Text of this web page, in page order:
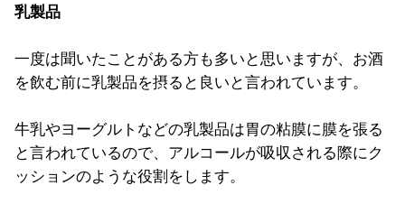
乳製品
一度は聞いたことがある方も多いと思いますが、お酒
を飲む前に乳製品を摂ると良いと言われています。
牛乳やヨーグルトなどの乳製品は胃の粘膜に膜を張る
と言われているので、アルコールが吸収される際にク
ッションのような役割をします。